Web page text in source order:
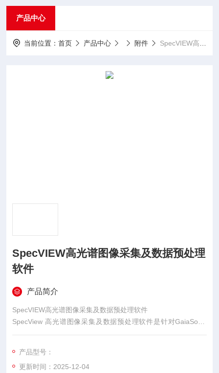
产品中心
当前位置：首页 产品中心 附件 SpecVIEW高光谱图像采集及数据预处理软件
SpecVIEW高光谱图像采集及数据预处理
软件
产品简介
SpecVIEW高光谱图像采集及数据预处理软件
SpecView 高光谱图像采集及数据预处理软件是针对GaiaSorte
r、GaiaField、GaiaTracer-G 文检系统和 Image-λ-G 系列高光
数据预处理等功能。
产品型号：
更新时间：2025-12-04